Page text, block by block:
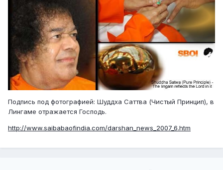
Подпись под фотографией: Шуддха Саттва (Чистый Принцип), в
Лингаме отражается Господь.
http://www.saibabaofindia.com/darshan_news_2007_6.htm